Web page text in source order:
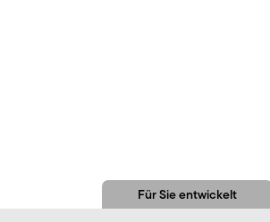
Für Sie entwickelt